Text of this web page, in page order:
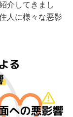
介してきまし
人に様々な悪影